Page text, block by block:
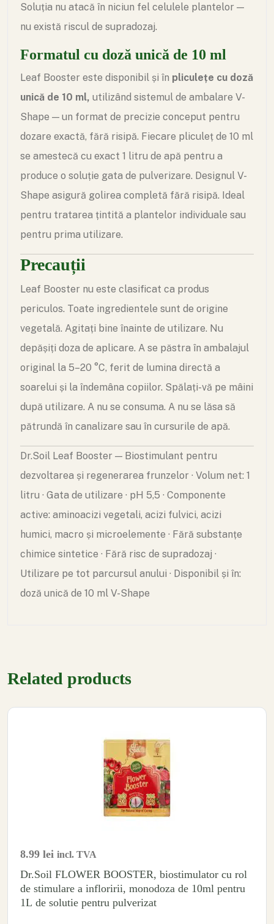
Soluția nu atacă în niciun fel celulele plantelor —
nu există riscul de supradozaj.
Formatul cu doză unică de 10 ml
Leaf Booster este disponibil și în pliculețe cu doză
unică de 10 ml, utilizând sistemul de ambalare V-
Shape — un format de precizie conceput pentru
dozare exactă, fără risipă. Fiecare pliculeț de 10 ml
se amestecă cu exact 1 litru de apă pentru a
produce o soluție gata de pulverizare. Designul V-
Shape asigură golirea completă fără risipă. Ideal
pentru tratarea țintită a plantelor individuale sau
pentru prima utilizare.
Precauții
Leaf Booster nu este clasificat ca produs
periculos. Toate ingredientele sunt de origine
vegetală. Agitați bine înainte de utilizare. Nu
depășiți doza de aplicare. A se păstra în ambalajul
original la 5–20 °C, ferit de lumina directă a
soarelui și la îndemâna copiilor. Spălați-vă pe mâini
după utilizare. A nu se consuma. A nu se lăsa să
pătrundă în canalizare sau în cursurile de apă.
Dr.Soil Leaf Booster — Biostimulant pentru
dezvoltarea și regenerarea frunzelor · Volum net: 1
litru · Gata de utilizare · pH 5,5 · Componente
active: aminoacizi vegetali, acizi fulvici, acizi
humici, macro și microelemente · Fără substanțe
chimice sintetice · Fără risc de supradozaj ·
Utilizare pe tot parcursul anului · Disponibil și în:
doză unică de 10 ml V-Shape
Related products
8.99 lei incl. TVA
Dr.Soil FLOWER BOOSTER, biostimulator cu rol
de stimulare a infloririi, monodoza de 10ml pentru
1L de solutie pentru pulverizat